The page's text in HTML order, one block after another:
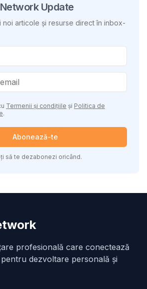
Update
noi articole și resurse direct în inbox-
Termenii și condițiile și Politica de
.
Abonează-te
să te dezabonezi oricând.
profesională care conectează
dezvoltare personală și